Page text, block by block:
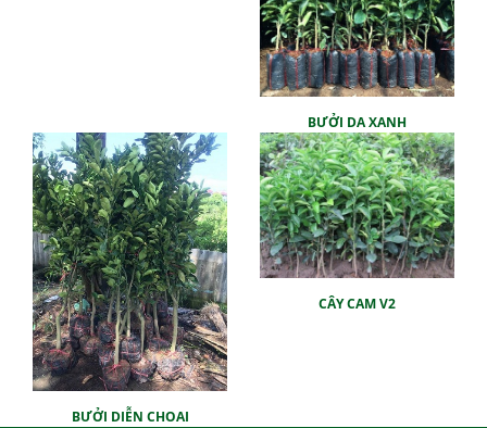
BƯỞI DA XANH
BƯỞI DIỄN CHOAI
CÂY CAM V2